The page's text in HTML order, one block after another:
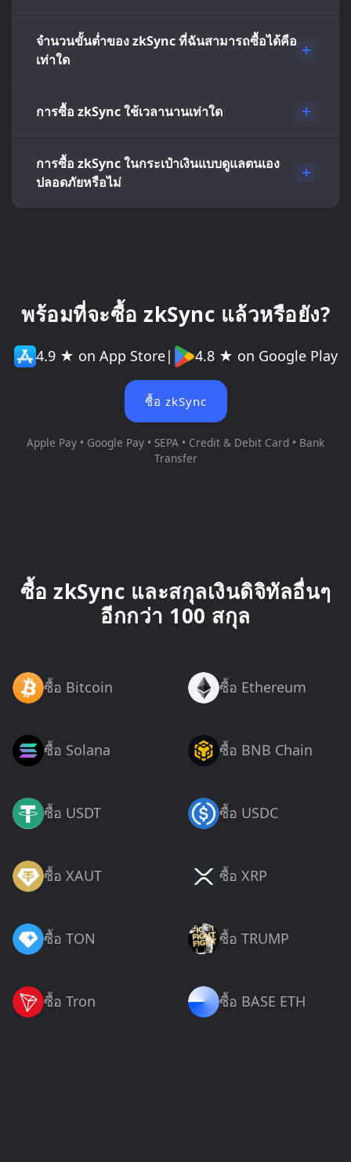
จำนวนขั้นต่ำของ zkSync ที่ฉันสามารถซื้อได้คือ
เท่าใด
การซื้อ zkSync ใช้เวลานานเท่าใด
การซื้อ zkSync ในกระเป๋าเงินแบบดูแลตนเอง
ปลอดภัยหรือไม่
พร้อมที่จะซื้อ zkSync แล้วหรือยัง?
4.9 ★ on App Store| 4.8 ★ on Google Play
ซื้อ zkSync
Apple Pay • Google Pay • SEPA • Credit & Debit Card • Bank
Transfer
ซื้อ zkSync และสกุลเงินดิจิทัลอื่นๆ
อีกกว่า 100 สกุล
ซื้อ Bitcoin ซื้อ Ethereum
ซื้อ Solana ซื้อ BNB Chain
ซื้อ USDT ซื้อ USDC
ซื้อ XAUT ซื้อ XRP
ซื้อ TON ซื้อ TRUMP
ซื้อ Tron ซื้อ BASE ETH